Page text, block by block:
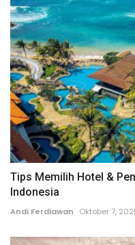
Tips Memilih Hotel &
Indonesia
Andi Ferdiawan Oktober 7,